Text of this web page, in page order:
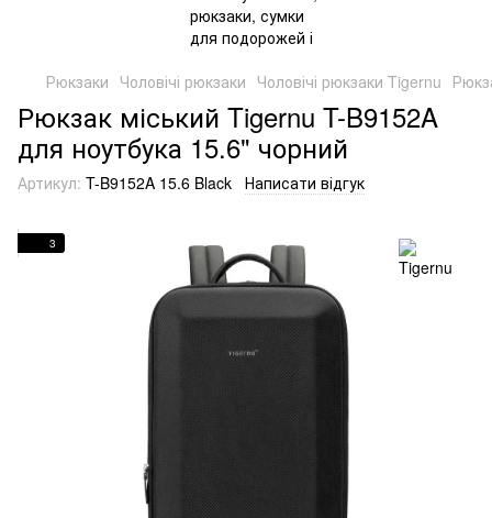
Рюкзаки Чоловічі рюкзаки Чоловічі рюкзаки Tigernu
Рюкзак міський Tigernu T-B9152A
для ноутбука 15.6" чорний
Артикул: T-B9152A 15.6 Black Написати відгук
3